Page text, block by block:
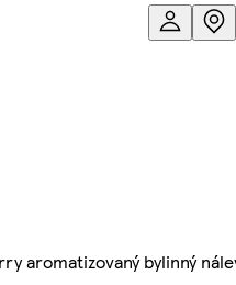
aromatizovaný bylinný